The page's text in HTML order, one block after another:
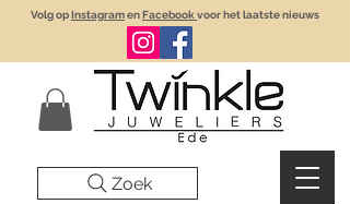
Volg opInstagramenFacebook voor het laatste nieuws
Zoek